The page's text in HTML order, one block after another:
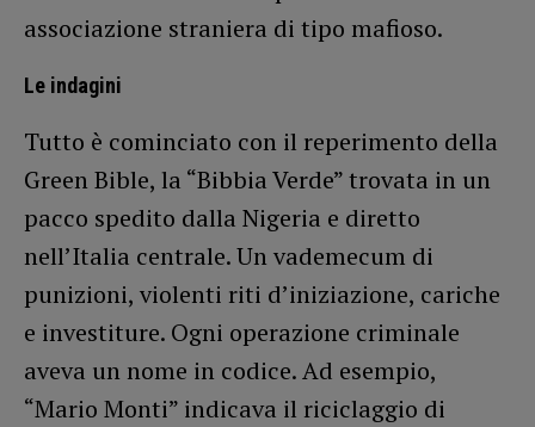
associazione straniera di tipo mafioso.
Le indagini
Tutto è cominciato con il reperimento della
Green Bible, la “Bibbia Verde” trovata in un
pacco spedito dalla Nigeria e diretto
nell’Italia centrale. Un vademecum di
punizioni, violenti riti d’iniziazione, cariche
e investiture. Ogni operazione criminale
aveva un nome in codice. Ad esempio,
“Mario Monti” indicava il riciclaggio di